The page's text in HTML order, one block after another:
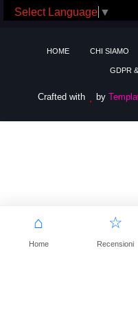
Select Language ▼
HOME CHI SIAMO
GDPR
Crafted with by
⌂
Home
☆
Recensioni